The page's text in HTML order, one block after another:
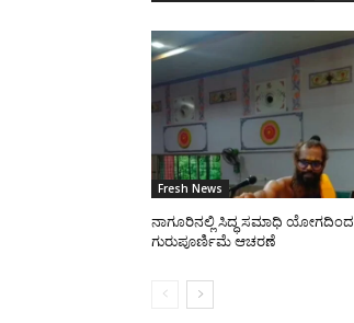
Fresh News
ನಾಗೂರಿನಲ್ಲಿ ಸಿದ್ಧ ಸಮಾಧಿ ಯೋಗದಿಂದ
ಗುರುಪೂರ್ಣಿಮೆ ಆಚರಣೆ